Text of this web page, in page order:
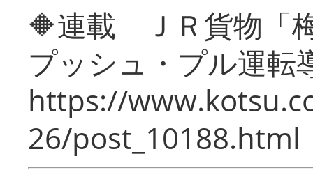
🔶連載 ＪＲ貨物「
プッシュ・プル運転
https://
26/post_10188.html